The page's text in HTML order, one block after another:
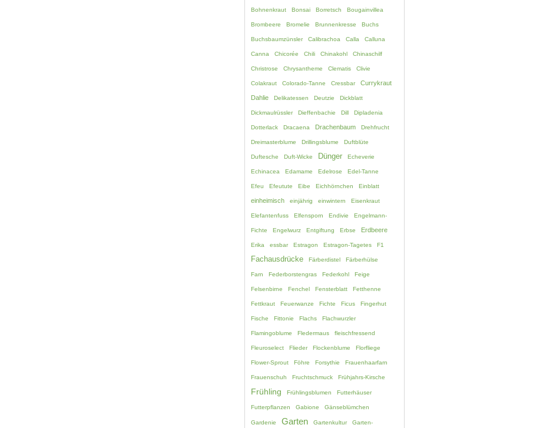
Bohnenkraut Bonsai Borretsch Bougainvillea
Brombeere Bromelie Brunnenkresse Buchs
Buchsbaumzünsler Calibrachoa Calla Calluna
Canna Chicorée Chili Chinakohl Chinaschilf
Christrose Chrysantheme Clematis Clivie
Colakraut Colorado-Tanne Cressbar Currykraut
Dahlie Delikatessen Deutzie Dickblatt
Dickmaulrüssler Dieffenbachie Dill Dipladenia
Dotterlack Dracaena Drachenbaum Drehfrucht
Dreimasterblume Drillingsblume Duftblüte
Duftesche Duft-Wicke Dünger Echeverie
Echinacea Edamame Edelrose Edel-Tanne
Efeu Efeutute Eibe Eichhörnchen Einblatt
einheimisch einjährig einwintern Eisenkraut
Elefantenfuss Elfensporn Endivie Engelmann-
Fichte Engelwurz Entgiftung Erbse Erdbeere
Erika essbar Estragon Estragon-Tagetes F1
Fachausdrücke Färberdistel Färberhülse
Farn Federborstengras Federkohl Feige
Felsenbirne Fenchel Fensterblatt Fetthenne
Fettkraut Feuerwanze Fichte Ficus Fingerhut
Fische Fittonie Flachs Flachwurzler
Flamingoblume Fledermaus fleischfressend
Fleuroselect Flieder Flockenblume Florfliege
Flower-Sprout Föhre Forsythie Frauenhaarfarn
Frauenschuh Fruchtschmuck Frühjahrs-Kirsche
Frühling Frühlingsblumen Futterhäuser
Futterpflanzen Gabione Gänseblümchen
Gardenie Garten Gartenkultur Garten-